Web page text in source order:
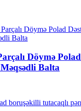
Döymə
Balta